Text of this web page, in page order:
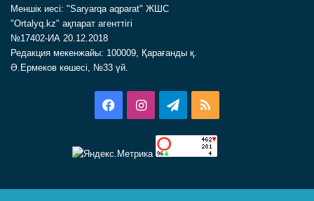
Меншік иесі: "Saryarqa aqparat" ЖШС
"Ortalyq.kz" ақпарат агенттігі
№17402-ИА 20.12.2018
Редакция мекенжайы: 100009, Қарағанды қ.
Ә.Ермеков көшесі, №33 үй.
FacebookInstagramTelegram